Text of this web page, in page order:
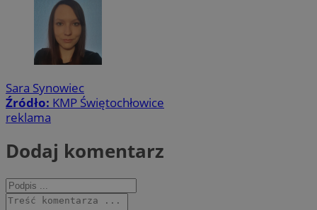
Sara Synowiec
Źródło: KMP Świętochłowice
reklama
Dodaj komentarz